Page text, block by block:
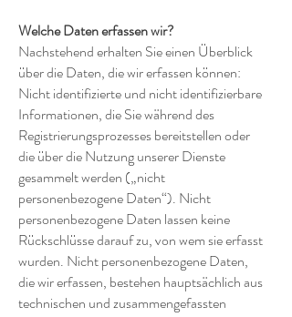
Welche Daten erfassen wir?
Nachstehend erhalten Sie einen Überblick
über die Daten, die wir erfassen können:
Nicht identifizierte und nicht identifizierbare
Informationen, die Sie während des
Registrierungsprozesses bereitstellen oder
die über die Nutzung unserer Dienste
gesammelt werden („nicht
personenbezogene Daten“). Nicht
personenbezogene Daten lassen keine
Rückschlüsse darauf zu, von wem sie erfasst
wurden. Nicht personenbezogene Daten,
die wir erfassen, bestehen hauptsächlich aus
technischen und zusammengefassten